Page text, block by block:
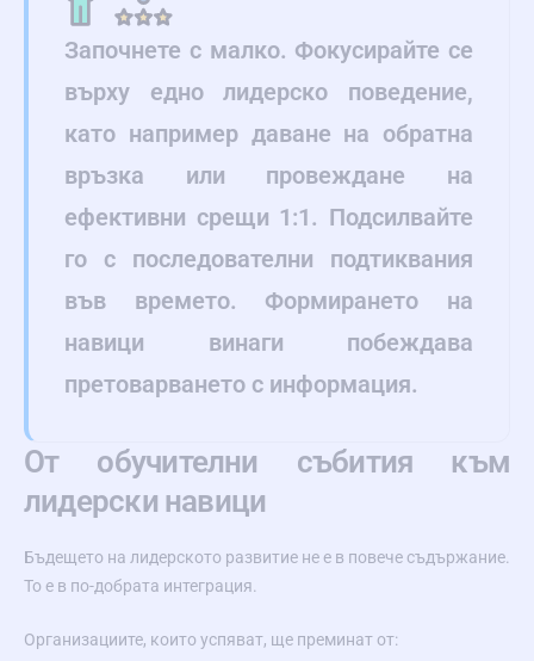
Започнете с малко. Фокусирайте се
върху едно лидерско поведение,
като например даване на обратна
връзка или провеждане на
ефективни срещи 1:1. Подсилвайте
го с последователни подтиквания
във времето. Формирането на
навици винаги побеждава
претоварването с информация.
От обучителни събития към
лидерски навици
Бъдещето на лидерското развитие не е в повече съдържание.
То е в по-добрата интеграция.
Организациите, които успяват, ще преминат от: